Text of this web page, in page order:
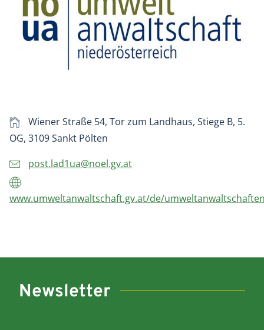
Wiener Straße 54, Tor zum Landhaus, Stiege B, 5.
OG, 3109 Sankt Pölten
post.lad1ua@noel.gv.at
www.umweltanwaltschaft.gv.at/de/
Newsletter